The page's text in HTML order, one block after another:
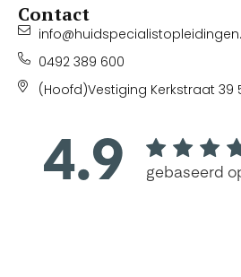
Contact
0492 389 600
(Hoofd)Vestiging Kerkstraat 39